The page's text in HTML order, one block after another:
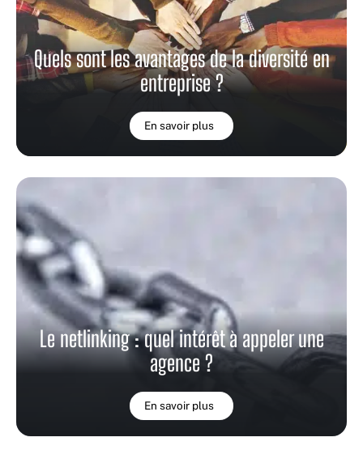
Quels sont les avantages de la diversité en
entreprise ?
En savoir plus
Le netlinking : quel intérêt à appeler une
agence ?
En savoir plus